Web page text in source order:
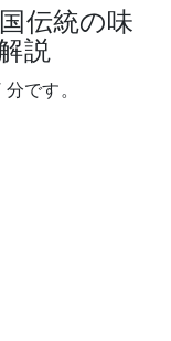
伝統の味
説
です。